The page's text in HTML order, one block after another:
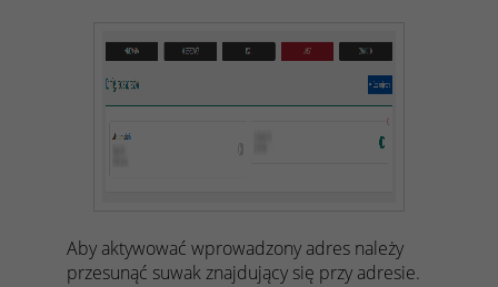
Aby aktywować wprowadzony adres należy
przesunąć suwak znajdujący się przy adresie.